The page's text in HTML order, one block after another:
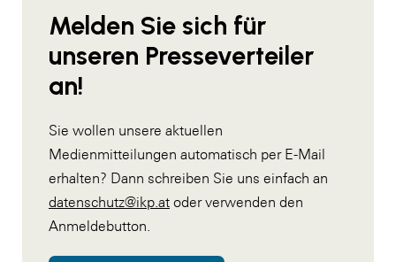
Melden Sie sich für
unseren Presseverteiler
an!
Sie wollen unsere aktuellen
Medienmitteilungen automatisch per E-Mail
erhalten? Dann schreiben Sie uns einfach an
datenschutz@ikp.at oder verwenden den
Anmeldebutton.